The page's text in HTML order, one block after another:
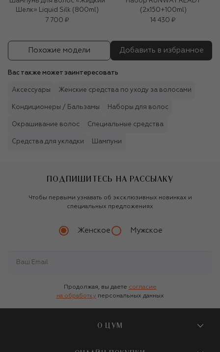
Шелк» Liquid Silk (800ml)
7 700 ₽
(2x150+100ml)
14 430 ₽
Похожие модели Добавить в избранное
Вас также может заинтересовать
Аксессуары Женские средства по уходу за волосами
Кондиционеры / Бальзамы Наборы для волос
Окрашивание волос Специальные средства
Средства для укладки Шампуни
ПОДПИШИТЕСЬ НА РАССЫЛКУ
Чтобы первыми узнавать об эксклюзивных новинках и
специальных предложениях
Женское Мужское
Продолжая, вы даете согласие
на обработку персональных данных
О ЦУМ
О магазине